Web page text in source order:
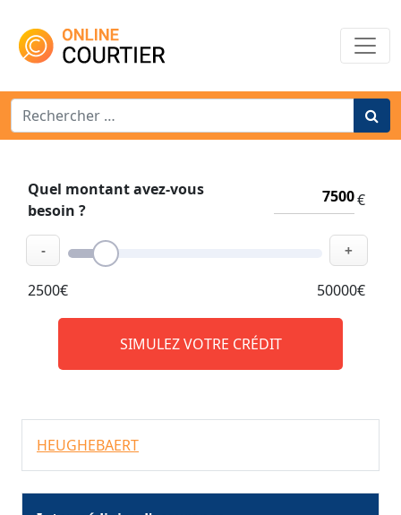
Main Navigation
Search for:
Quel montant avez-vous
besoin ?
€
- +
2500€ 50000€
SIMULEZ VOTRE CRÉDIT
HEUGHEBAERT